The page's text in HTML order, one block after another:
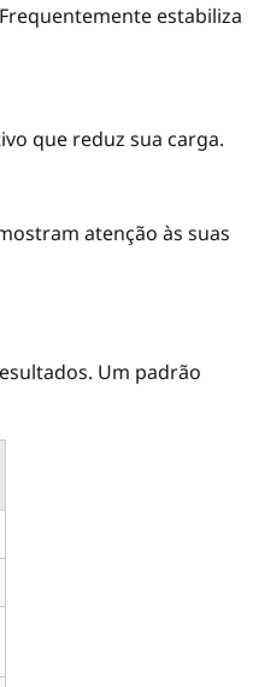
estabiliza
que reduz sua carga.
atenção às suas
Um padrão